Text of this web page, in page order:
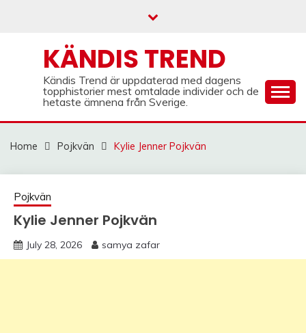
KÄNDIS TREND
Kändis Trend är uppdaterad med dagens
topphistorier mest omtalade individer och de
hetaste ämnena från Sverige.
Home Pojkvän Kylie Jenner Pojkvän
Pojkvän
Kylie Jenner Pojkvän
July 28, 2026 samya zafar